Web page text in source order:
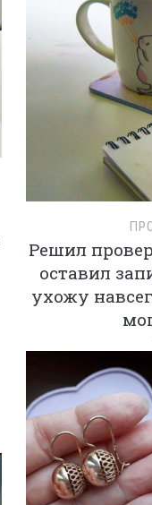
Решил
оставил
ухожу